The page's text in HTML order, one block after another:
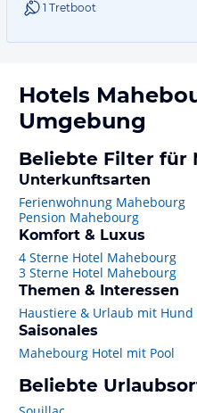
1 Tretboot
Hotels
Umgebung
Beliebte Filter für
Unterkunftsarten
Ferienwohnung Mahebourg
Pension Mahebourg
Komfort & Luxus
4 Sterne Hotel Mahebourg
3 Sterne Hotel Mahebourg
Themen & Interessen
Haustiere & Urlaub mit
Saisonales
Mahebourg Hotel mit Pool
Beliebte